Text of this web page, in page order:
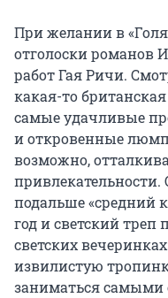
При желании в
отголоски романов
работ Гая Ричи.
какая-то
самые удачливые
и откровенные
возможно,
подальше «средний
год и светский
светских
извилистую
заниматься